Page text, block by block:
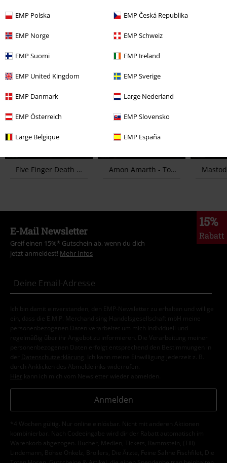
EMP Polska EMP Česká Republika
EMP Norge EMP Schweiz
EMP Suomi EMP Ireland
EMP United Kingdom EMP Sverige
EMP Danmark Large Nederland
EMP Österreich EMP Slovensko
Large Belgique EMP España
LIVE LOUD – THE MAG:
Five Finger Death Punch - Legacy Amon Amarth - Top 10 Songs
15%
Rabatt
E-Mail Newsletter
Greif einen 15%* Gutschein ab, wenn du dich
jetzt anmeldest! Mehr Infos
Ich bin damit einverstanden, den EMP-Newsletter zu erhalten und willige
ein, dass die E.M.P. Merchandising Handelsgesellschaft mbH meine
personenbezogenen Daten verarbeitet um mich individuell und
regelmäßig über ihr Angebot zu informieren. Die Verarbeitung meiner
personenbezogenen Daten erfolgt entsprechend den Bestimmungen in
der
Datenschutzerklärung
. Ich kann meine Einwilligung jederzeit z. B.
durch Anklicken des Abmeldelinks widerrufen.
Hier kann ich mich vom Newsletter wieder abmelden.
Anmelden
*4 Wochen gültig. Nur online einlösbar. Nicht mit anderen Aktionen
kombinierbar. Nach Codeeingabe wird dir der Rabatt automatisch im
Warenkorb abgezogen. Bücher, Medien, Tickets, Rammstein, (Till)
Lindemann, Böhse Onkelz, Broilers, Die Ärzte, Feine Sahne Fischfilet, Die